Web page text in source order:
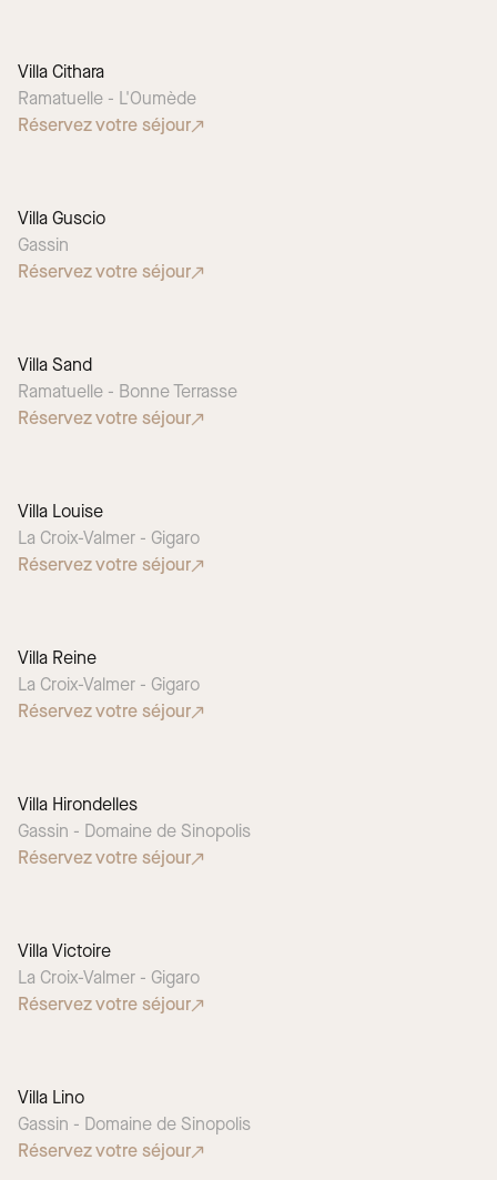
Villa Cithara
Ramatuelle - L'Oumède
Réservez votre séjour
Villa Guscio
Gassin
Réservez votre séjour
Villa Sand
Ramatuelle - Bonne Terrasse
Réservez votre séjour
Villa Louise
La Croix-Valmer - Gigaro
Réservez votre séjour
Villa Reine
La Croix-Valmer - Gigaro
Réservez votre séjour
Villa Hirondelles
Gassin - Domaine de Sinopolis
Réservez votre séjour
Villa Victoire
La Croix-Valmer - Gigaro
Réservez votre séjour
Villa Lino
Gassin - Domaine de Sinopolis
Réservez votre séjour